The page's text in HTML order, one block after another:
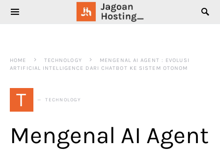
SEARCH FOR:
HOME TECHNOLOGY
MENGENAL AI AGENT : EVOLUSI
ARTIFICIAL INTELLIGENCE DARI CHATBOT KE SISTEM OTONOM
T TECHNOLOGY
Mengenal AI Agent